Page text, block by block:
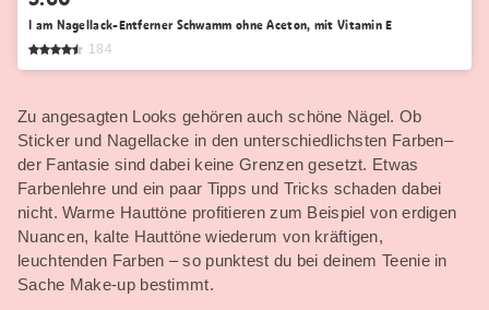
I am Nagellack-Entferner Schwamm ohne Aceton, mit Vitamin E
184
Zu angesagten Looks gehören auch schöne Nägel. Ob
Sticker und Nagellacke in den unterschiedlichsten Farben–
der Fantasie sind dabei keine Grenzen gesetzt. Etwas
Farbenlehre und ein paar Tipps und Tricks schaden dabei
nicht. Warme Hauttöne profitieren zum Beispiel von erdigen
Nuancen, kalte Hauttöne wiederum von kräftigen,
leuchtenden Farben – so punktest du bei deinem Teenie in
Sache Make-up bestimmt.